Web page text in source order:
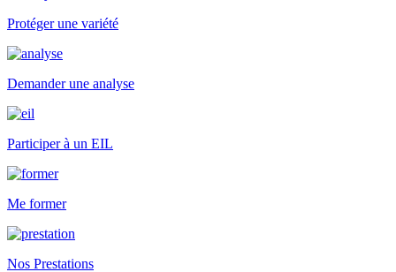
Protéger une variété
Demander une analyse
Participer à un EIL
Me former
Nos Prestations